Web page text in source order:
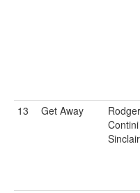
13
Get Away